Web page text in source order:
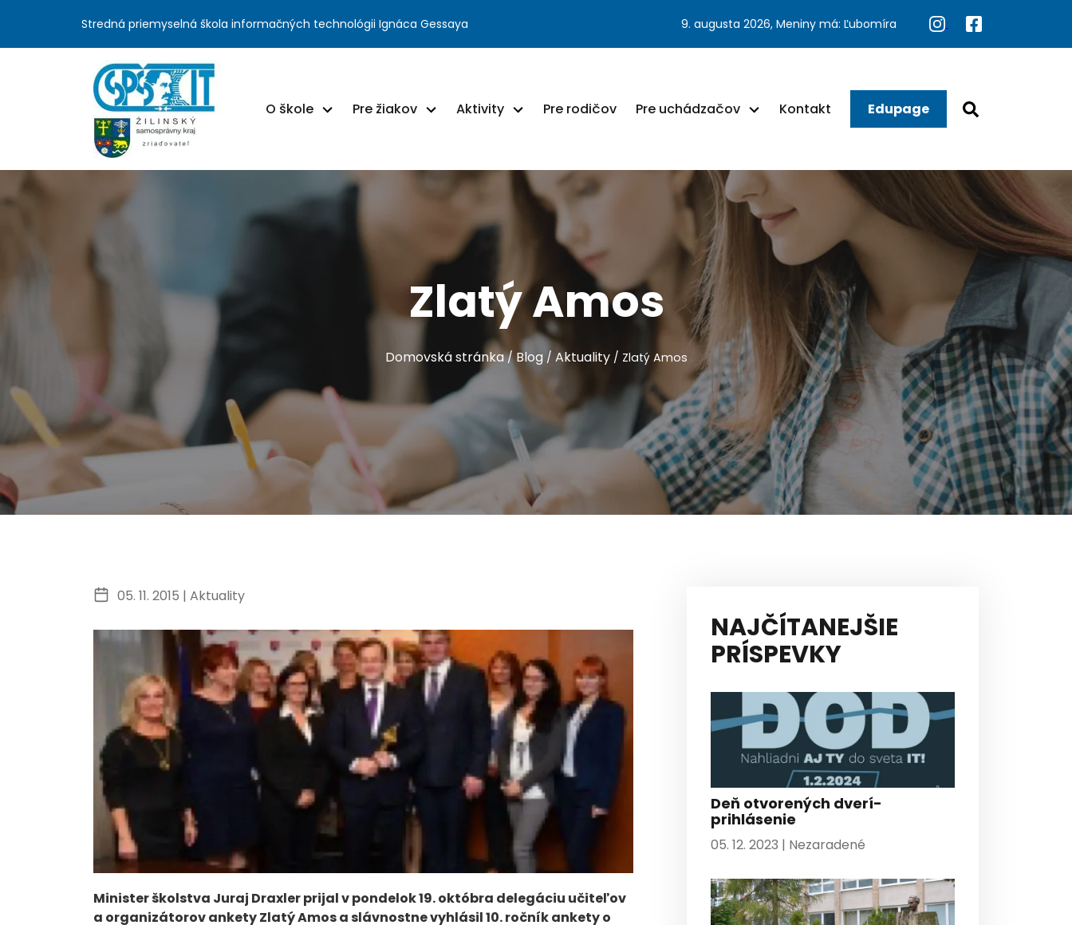
Stredná priemyselná škola informačných technológii Ignáca Gessaya 9. augusta 2026, Meniny má: Ľubomíra
O škole Pre žiakov Aktivity Pre rodičov Pre uchádzačov Kontakt Edupage
Zlatý Amos
Domovská stránka/Blog/ Aktuality/ Zlatý Amos
05. 11. 2015 | Aktuality
Minister školstva Juraj Draxler prijal v pondelok 19. októbra delegáciu učiteľov
a organizátorov ankety Zlatý Amos a slávnostne vyhlásil 10. ročník ankety o
NAJČÍTANEJŠIE
PRÍSPEVKY
Deň otvorených dverí-
prihlásenie
05. 12. 2023 | Nezaradené